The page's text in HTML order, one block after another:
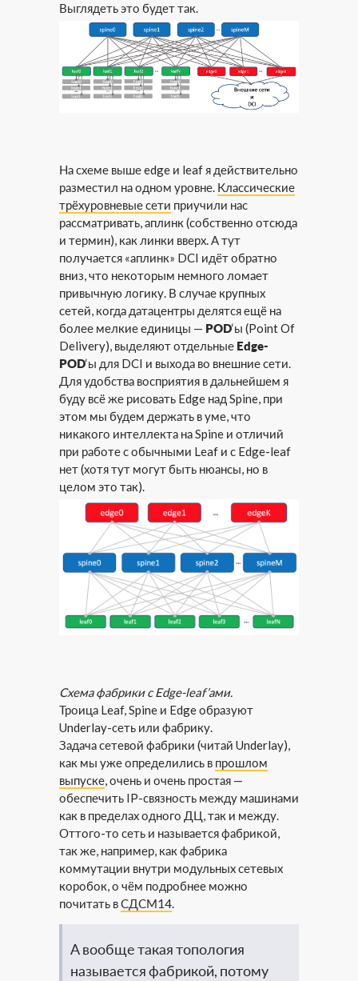
Выглядеть это будет так.
На схеме выше edge и leaf я действительно
разместил на одном уровне. Классические
трёхуровневые сети приучили нас
рассматривать, аплинк (собственно отсюда
и термин), как линки вверх. А тут
получается «аплинк» DCI идёт обратно
вниз, что некоторым немного ломает
привычную логику. В случае крупных
сетей, когда датацентры делятся ещё на
более мелкие единицы — POD‘ы (Point Of
Delivery), выделяют отдельные Edge-
POD‘ы для DCI и выхода во внешние сети.
Для удобства восприятия в дальнейшем я
буду всё же рисовать Edge над Spine, при
этом мы будем держать в уме, что
никакого интеллекта на Spine и отличий
при работе с обычными Leaf и с Edge-leaf
нет (хотя тут могут быть нюансы, но в
целом это так).
Схема фабрики с Edge-leaf’ами.
Троица Leaf, Spine и Edge образуют
Underlay-сеть или фабрику.
Задача сетевой фабрики (читай Underlay),
как мы уже определились в прошлом
выпуске, очень и очень простая —
обеспечить IP-связность между машинами
как в пределах одного ДЦ, так и между.
Оттого-то сеть и называется фабрикой,
так же, например, как фабрика
коммутации внутри модульных сетевых
коробок, о чём подробнее можно
почитать вСДСМ14.
А вообще такая топология
называется фабрикой, потому